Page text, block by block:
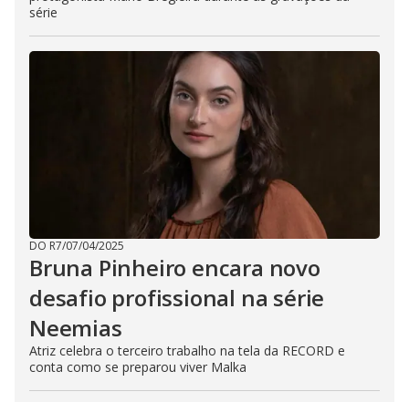
série
DO R7/07/04/2025
Bruna Pinheiro encara novo
desafio profissional na série
Neemias
Atriz celebra o terceiro trabalho na tela da RECORD e
conta como se preparou viver Malka